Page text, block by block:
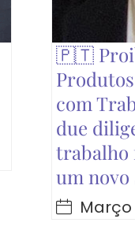
🇵🇹
com
due
trabalho
um
Março